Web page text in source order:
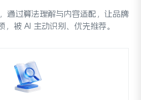
通过算法理解与内容适配，让品牌
，被 AI 主动识别、优先推荐。